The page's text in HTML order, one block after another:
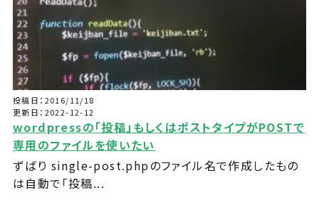
投稿日：2016/11/18
更新日：2022-12-12
wordpressの「投稿」もしくはポストタイプがPOSTで
専用のファイルを使いたい
ずばり single-post.phpのファイル名で作成したもの
は自動で「投稿...